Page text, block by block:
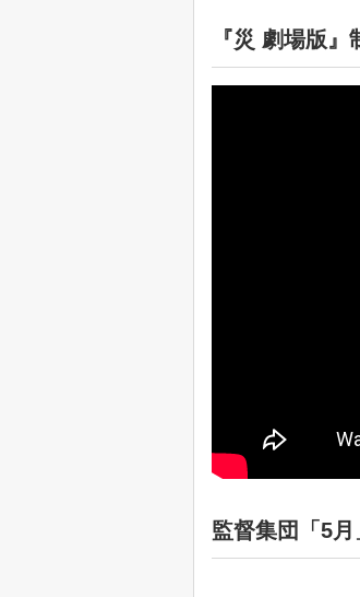
『災 劇場版
監督集団「5